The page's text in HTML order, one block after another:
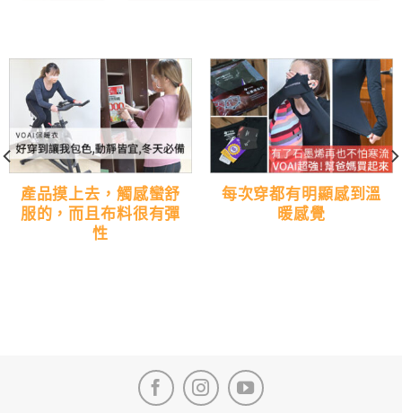
產品摸上去，觸感蠻舒
服的，而且布料很有彈
性
每次穿都有明顯感到溫
暖感覺